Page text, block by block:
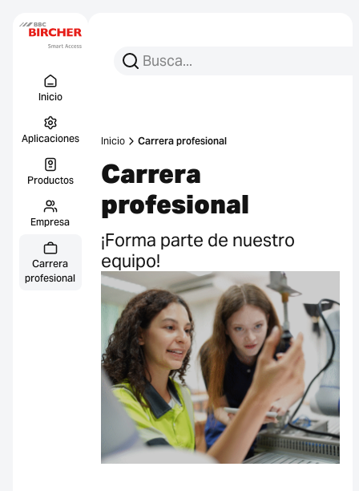
Inicio
Aplicaciones
Productos
Empresa
Carrera
profesional
Busca:
Busca en
Inicio Carrera profesional
Carrera
profesional
¡Forma parte de nuestro
equipo!